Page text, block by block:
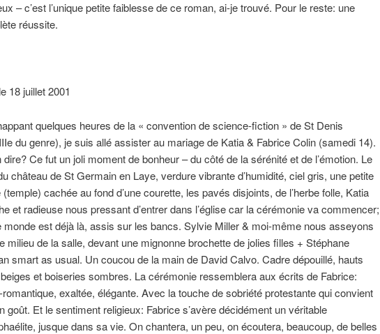
– c’est l’unique petite faiblesse de ce roman, ai-je trouvé. Pour le reste: une
réussite.
18 juillet 2001
quelques heures de la « convention de science-fiction » de St Denis
du genre), je suis allé assister au mariage de Katia & Fabrice Colin (samedi 14).
dire? Ce fut un joli moment de bonheur – du côté de la sérénité et de l’émotion. Le
château de St Germain en Laye, verdure vibrante d’humidité, ciel gris, une petite
(temple) cachée au fond d’une courette, les pavés disjoints, de l’herbe folle, Katia
et radieuse nous pressant d’entrer dans l’église car la cérémonie va commencer;
monde est déjà là, assis sur les bancs. Sylvie Miller & moi-même nous asseyons
milieu de la salle, devant une mignonne brochette de jolies filles + Stéphane
smart as usual. Un coucou de la main de David Calvo. Cadre dépouillé, hauts
et boiseries sombres. La cérémonie ressemblera aux écrits de Fabrice:
romantique, exaltée, élégante. Avec la touche de sobriété protestante qui convient
goût. Et le sentiment religieux: Fabrice s’avère décidément un véritable
jusque dans sa vie. On chantera, un peu, on écoutera, beaucoup, de belles